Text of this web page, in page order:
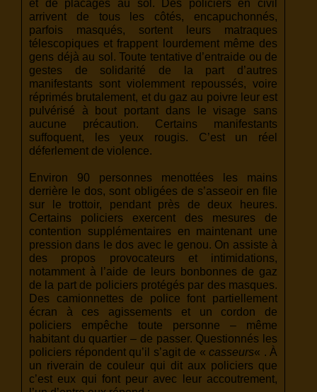
et de placages au sol. Des policiers en civil
arrivent de tous les côtés, encapuchonnés,
parfois masqués, sortent leurs matraques
télescopiques et frappent lourdement même des
gens déjà au sol. Toute tentative d’entraide ou de
gestes de solidarité de la part d’autres
manifestants sont violemment repoussés, voire
réprimés brutalement, et du gaz au poivre leur est
pulvérisé à bout portant dans le visage sans
aucune précaution. Certains manifestants
suffoquent, les yeux rougis. C’est un réel
déferlement de violence.
Environ 90 personnes menottées les mains
derrière le dos, sont obligées de s’asseoir en file
sur le trottoir, pendant près de deux heures.
Certains policiers exercent des mesures de
contention supplémentaires en maintenant une
pression dans le dos avec le genou. On assiste à
des propos provocateurs et intimidations,
notamment à l’aide de leurs bonbonnes de gaz
de la part de policiers protégés par des masques.
Des camionnettes de police font partiellement
écran à ces agissements et un cordon de
policiers empêche toute personne – même
habitant du quartier – de passer. Questionnés les
policiers répondent qu’il s’agit de « casseurs« . À
un riverain de couleur qui dit aux policiers que
c’est eux qui font peur avec leur accoutrement,